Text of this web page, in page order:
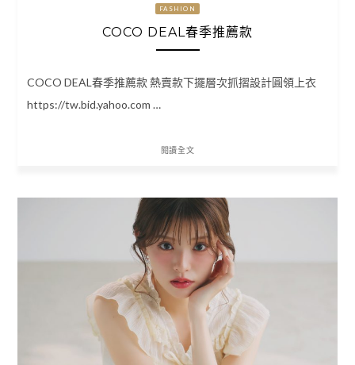
FASHION
COCO DEAL春季推薦款
COCO DEAL春季推薦款 熱賣款下擺層次抓摺設計圓領上衣
https://tw.bid.yahoo.com …
閱讀全文